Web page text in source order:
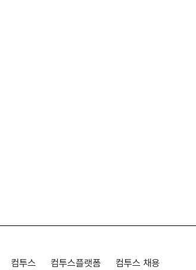
컴투스 컴투스플랫폼 컴투스 채용